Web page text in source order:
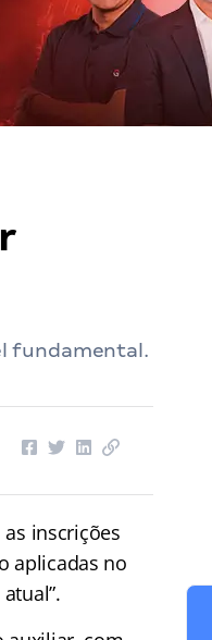
fundamental.
inscrições
aplicadas no